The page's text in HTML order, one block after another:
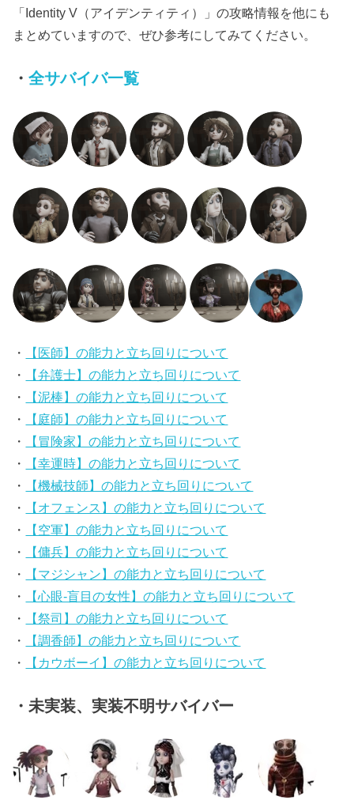
「Identity V（アイデンティティ）」の攻略情報を他にも
まとめていますので、ぜひ参考にしてみてください。
・全サバイバ一覧
・
【医師】の能力と立ち回りについて
・
【弁護士】の能力と立ち回りについて
・
【泥棒】の能力と立ち回りについて
・
【庭師】の能力と立ち回りについて
・
【冒険家】の能力と立ち回りについて
・
【幸運時】の能力と立ち回りについて
・
【機械技師】の能力と立ち回りについて
・
【オフェンス】の能力と立ち回りについて
・
【空軍】の能力と立ち回りについて
・
【傭兵】の能力と立ち回りについて
・
【マジシャン】の能力と立ち回りについて
・
【心眼-盲目の女性】の能力と立ち回りについて
・
【祭司】の能力と立ち回りについて
・
【調香師】の能力と立ち回りについて
・
【カウボーイ】の能力と立ち回りについて
・未実装、実装不明サバイバー